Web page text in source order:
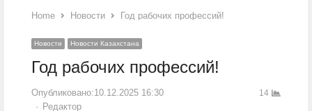
Home Новости Год рабочих профессий!
Новости Новости Казахстана
Год рабочих профессий!
Опубликовано:10.12.2025 16:30
Author
Редактор
14